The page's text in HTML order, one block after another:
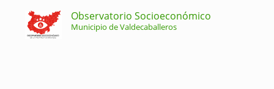
Observatorio Socioeconómico
Municipio de Valdecaballeros